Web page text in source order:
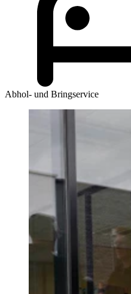
Abhol- und Bringservice